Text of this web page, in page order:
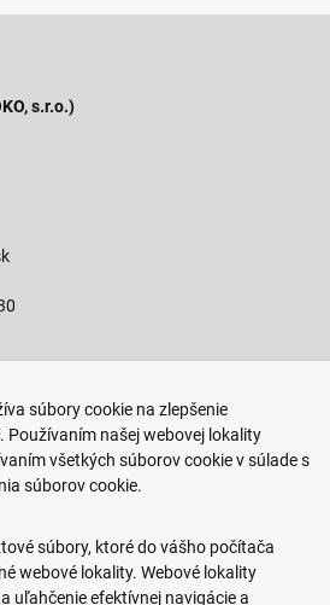
s.r.o.)
23/Asúbory cookie na zlepšenie
Používaním našej webovej lokality
všetkých súborov cookie v súlade s
súborov cookie.
súbory, ktoré do vášho počítača
webové lokality. Webové lokality
uľahčenie efektívnej navigácie a